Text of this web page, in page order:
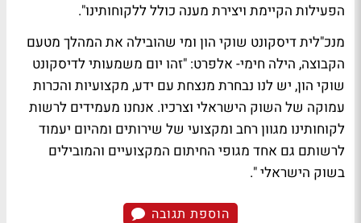
הפעילות הקיימת ויצירת מענה כולל ללקוחותינו".
מנכ"לית דיסקונט שוקי הון ומי שהובילה את המהלך מטעם
הקבוצה, הילה חימי- אלפרט: "זהו יום משמעותי לדיסקונט
שוקי הון, יש לנו נבחרת מנצחת עם ידע, מקצועיות והכרות
עמוקה של השוק הישראלי וצרכיו. אנחנו מעמידים לרשות
לקוחותינו מגוון רחב ומקצועי של שירותים ומהיום יעמוד
לרשותם גם אחד מגופי החיתום המקצועיים והמובילים
בשוק הישראלי ".
הוספת תגובה